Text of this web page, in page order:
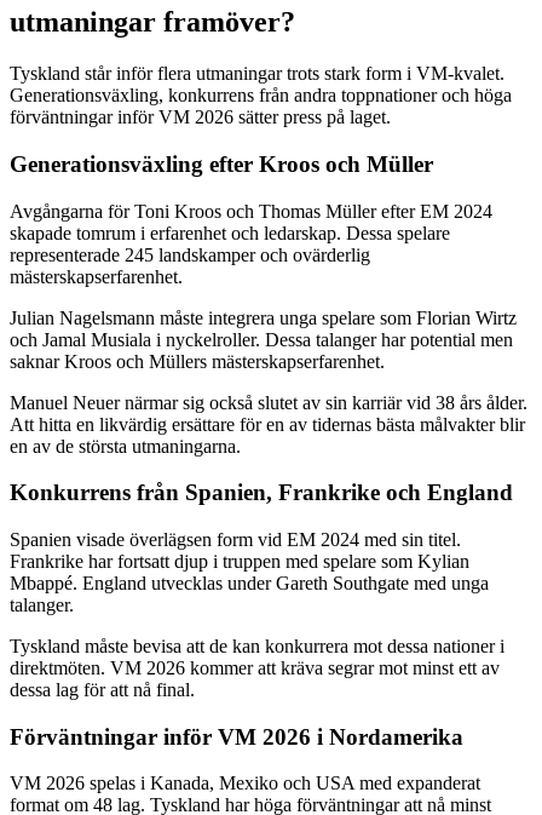
utmaningar framöver?
Tyskland står inför flera utmaningar trots stark form i VM-kvalet.
Generationsväxling, konkurrens från andra toppnationer och höga
förväntningar inför VM 2026 sätter press på laget.
Generationsväxling efter Kroos och Müller
Avgångarna för Toni Kroos och Thomas Müller efter EM 2024
skapade tomrum i erfarenhet och ledarskap. Dessa spelare
representerade 245 landskamper och ovärderlig
mästerskapserfarenhet.
Julian Nagelsmann måste integrera unga spelare som Florian Wirtz
och Jamal Musiala i nyckelroller. Dessa talanger har potential men
saknar Kroos och Müllers mästerskapserfarenhet.
Manuel Neuer närmar sig också slutet av sin karriär vid 38 års ålder.
Att hitta en likvärdig ersättare för en av tidernas bästa målvakter blir
en av de största utmaningarna.
Konkurrens från Spanien, Frankrike och England
Spanien visade överlägsen form vid EM 2024 med sin titel.
Frankrike har fortsatt djup i truppen med spelare som Kylian
Mbappé. England utvecklas under Gareth Southgate med unga
talanger.
Tyskland måste bevisa att de kan konkurrera mot dessa nationer i
direktmöten. VM 2026 kommer att kräva segrar mot minst ett av
dessa lag för att nå final.
Förväntningar inför VM 2026 i Nordamerika
VM 2026 spelas i Kanada, Mexiko och USA med expanderat
format om 48 lag. Tyskland har höga förväntningar att nå minst